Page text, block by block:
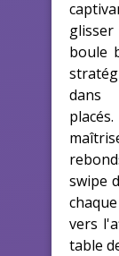
boule
dans
swipe
vers
table